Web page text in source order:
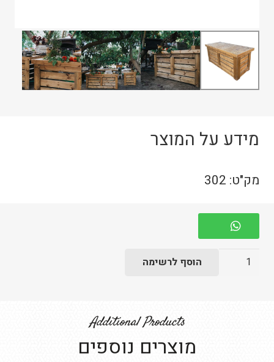
מידע על המוצר
מק"ט: 302
כמות
הוסף לרשימה
Additional Products
מוצרים נוספים